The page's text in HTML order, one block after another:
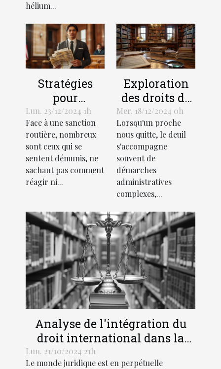
hélium...
Stratégies
pour
contester
efficacement
une amende
routière
Lun. 23/12/2024 1h
Face à une sanction
routière, nombreux
sont ceux qui se
sentent démunis, ne
sachant pas comment
réagir ni...
Exploration
des droits de
succession et
héritage selon
la loi
française
Mer. 18/12/2024 0h
Lorsqu'un proche
nous quitte, le deuil
s'accompagne
souvent de
démarches
administratives
complexes,...
Analyse de l'intégration du
droit international dans la
légalité pénale moderne
Lun. 21/10/2024 21h
Le monde juridique est en perpétuelle